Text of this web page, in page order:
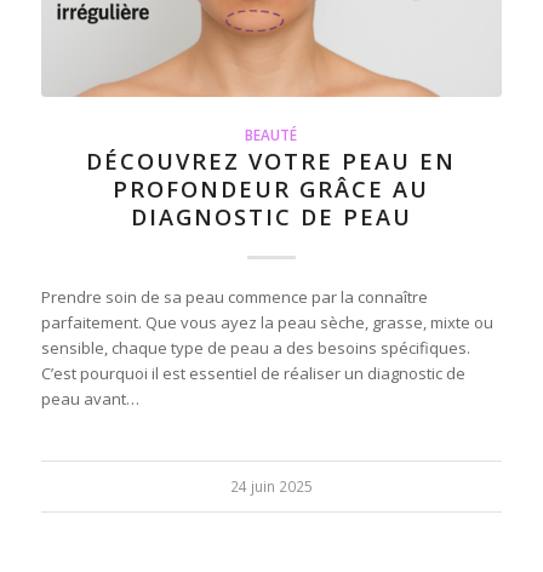
BEAUTÉ
DÉCOUVREZ VOTRE PEAU EN
PROFONDEUR GRÂCE AU
DIAGNOSTIC DE PEAU
Prendre soin de sa peau commence par la connaître
parfaitement. Que vous ayez la peau sèche, grasse, mixte ou
sensible, chaque type de peau a des besoins spécifiques.
C’est pourquoi il est essentiel de réaliser un diagnostic de
peau avant…
24 juin 2025